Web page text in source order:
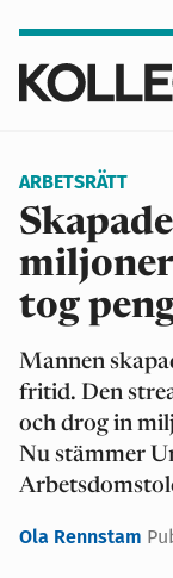
huvudinnehåll
ARBETSRÄTT
tog
Mannen
fritid. Den
och drog in
Nu stämmer
Ola Rennstam